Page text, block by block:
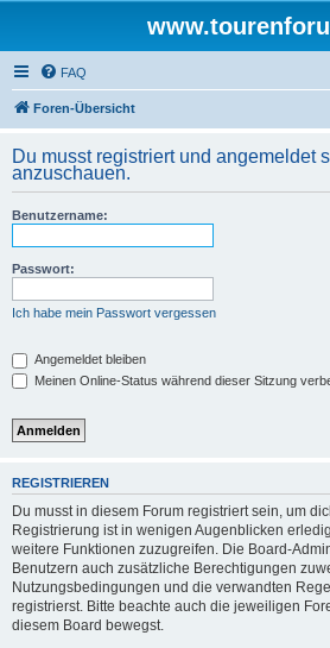
FAQ
Foren-Übersicht
Du musst registriert und angemeldet
anzuschauen.
Benutzername:
Passwort:
Ich habe mein Passwort vergessen
Angemeldet bleiben
Meinen Online-Status während dieser Sitzung
REGISTRIEREN
Du musst in diesem Forum registriert sein, um
Registrierung ist in wenigen Augenblicken
weitere Funktionen zuzugreifen. Die Board-
Benutzern auch zusätzliche Berechtigungen
Nutzungsbedingungen und die verwandten
registrierst. Bitte beachte auch die jeweiligen
diesem Board bewegst.